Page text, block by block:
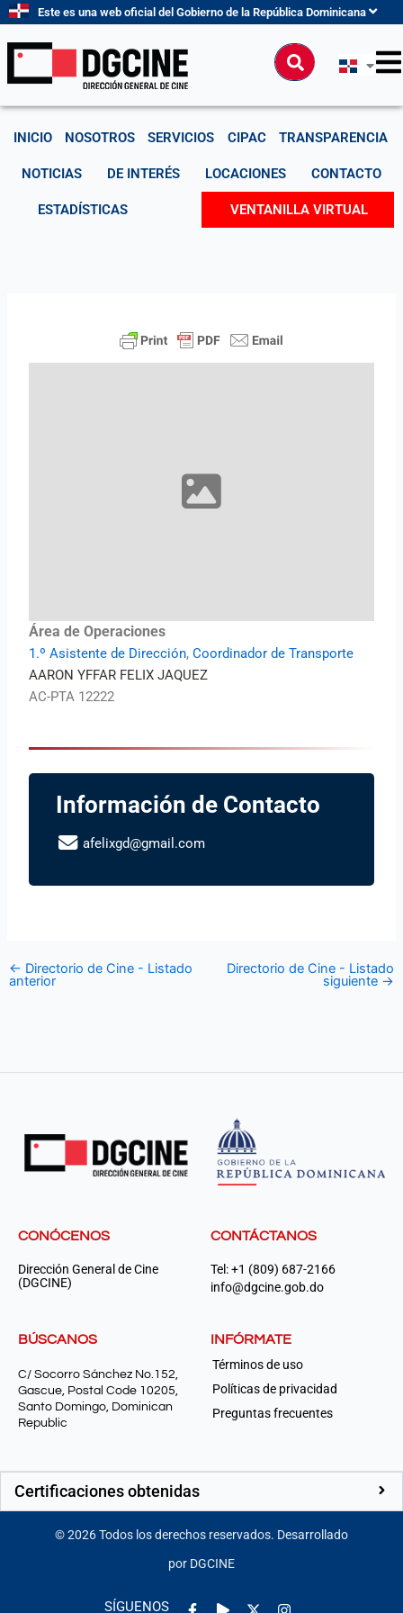
contenido
Este es una web oficial del Gobierno de la República Dominicana
Buscar
INICIO NOSOTROS SERVICIOS CIPAC TRANSPARENCIA
NOTICIAS DE INTERÉS LOCACIONES CONTACTO
ESTADÍSTICAS VENTANILLA VIRTUAL
Área de Operaciones
1.º Asistente de Dirección,Coordinador de Transporte
AARON YFFAR FELIX JAQUEZ
AC-PTA 12222
Información de Contacto
afelixgd@gmail.com
← Directorio de Cine - Listado
anterior
Directorio de Cine - Listado
siguiente →
CONÓCENOS
Dirección General de Cine
(DGCINE)
CONTÁCTANOS
Tel: +1 (809) 687-2166
info@dgcine.gob.do
BÚSCANOS
C/ Socorro Sánchez No.152,
Gascue, Postal Code 10205,
Santo Domingo, Dominican
Republic
INFÓRMATE
Términos de uso
Políticas de privacidad
Preguntas frecuentes
Certificaciones obtenidas
©2026Todos los derechos reservados. Desarrollado
por DGCINE
SÍGUENOS
Facebook-
Play Instagram